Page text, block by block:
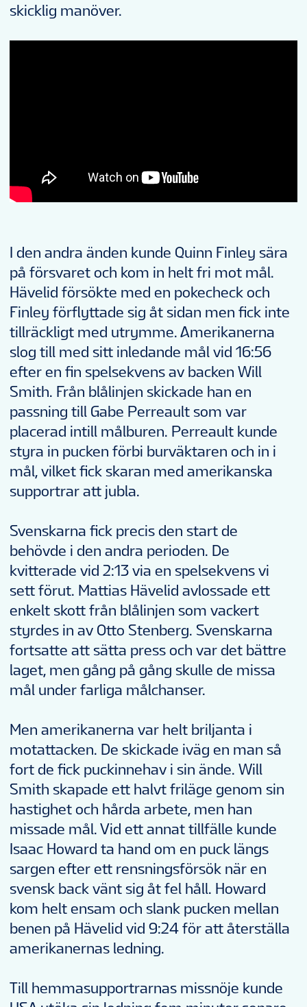
skicklig manöver.
I den andra änden kunde Quinn Finley sära
på försvaret och kom in helt fri mot mål.
Hävelid försökte med en pokecheck och
Finley förflyttade sig åt sidan men fick inte
tillräckligt med utrymme. Amerikanerna
slog till med sitt inledande mål vid 16:56
efter en fin spelsekvens av backen Will
Smith. Från blålinjen skickade han en
passning till Gabe Perreault som var
placerad intill målburen. Perreault kunde
styra in pucken förbi burväktaren och in i
mål, vilket fick skaran med amerikanska
supportrar att jubla.
Svenskarna fick precis den start de
behövde i den andra perioden. De
kvitterade vid 2:13 via en spelsekvens vi
sett förut. Mattias Hävelid avlossade ett
enkelt skott från blålinjen som vackert
styrdes in av Otto Stenberg. Svenskarna
fortsatte att sätta press och var det bättre
laget, men gång på gång skulle de missa
mål under farliga målchanser.
Men amerikanerna var helt briljanta i
motattacken. De skickade iväg en man så
fort de fick puckinnehav i sin ände. Will
Smith skapade ett halvt friläge genom sin
hastighet och hårda arbete, men han
missade mål. Vid ett annat tillfälle kunde
Isaac Howard ta hand om en puck längs
sargen efter ett rensningsförsök när en
svensk back vänt sig åt fel håll. Howard
kom helt ensam och slank pucken mellan
benen på Hävelid vid 9:24 för att återställa
amerikanernas ledning.
Till hemmasupportrarnas missnöje kunde